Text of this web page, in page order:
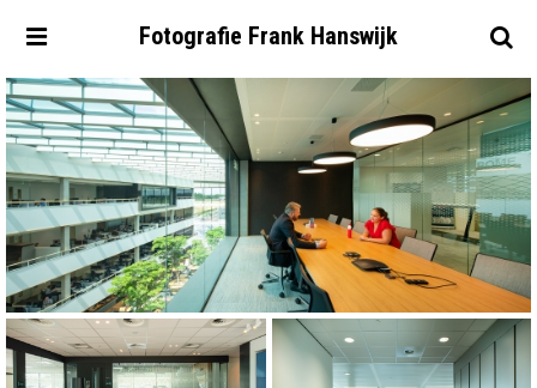
Fotografie Frank Hanswijk